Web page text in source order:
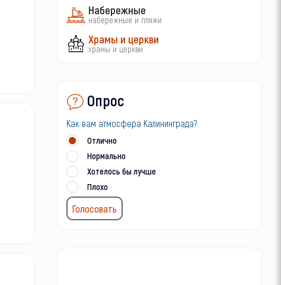
Набережные
набережные и пляжи
Храмы и церкви
храмы и церкви
Опрос
Как вам атмосфера Калининграда?
Отлично
Нормально
Хотелось бы лучше
Плохо